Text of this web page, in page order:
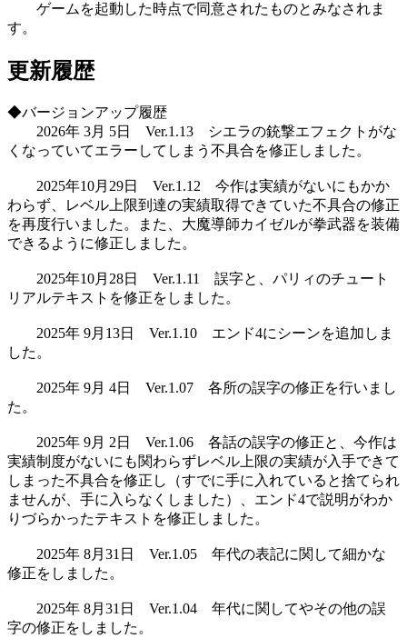
ゲームを起動した時点で同意されたものとみなされま
す。
更新履歴
◆バージョンアップ履歴
2026年 3月 5日 Ver.1.13 シエラの銃撃エフェクトがな
くなっていてエラーしてしまう不具合を修正しました。
2025年10月29日 Ver.1.12 今作は実績がないにもかか
わらず、レベル上限到達の実績取得できていた不具合の修正
を再度行いました。また、大魔導師カイゼルが拳武器を装備
できるように修正しました。
2025年10月28日 Ver.1.11 誤字と、パリィのチュート
リアルテキストを修正をしました。
2025年 9月13日 Ver.1.10 エンド4にシーンを追加しま
した。
2025年 9月 4日 Ver.1.07 各所の誤字の修正を行いまし
た。
2025年 9月 2日 Ver.1.06 各話の誤字の修正と、今作は
実績制度がないにも関わらずレベル上限の実績が入手できて
しまった不具合を修正し（すでに手に入れていると捨てられ
ませんが、手に入らなくしました）、エンド4で説明がわか
りづらかったテキストを修正しました。
2025年 8月31日 Ver.1.05 年代の表記に関して細かな
修正をしました。
2025年 8月31日 Ver.1.04 年代に関してやその他の誤
字の修正をしました。